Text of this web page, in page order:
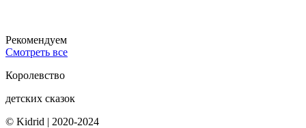
Рекомендуем
Смотреть все
Королевство
детских сказок
© Kidrid | 2020-2024